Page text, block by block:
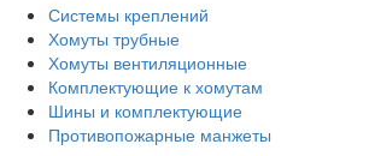
Системы креплений
Хомуты трубные
Хомуты вентиляционные
Комплектующие к хомутам
Шины и комплектующие
Противопожарные манжеты